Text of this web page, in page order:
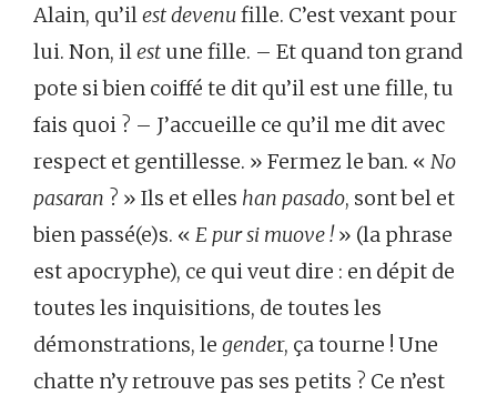
Alain, qu’ilest devenufille. C’est vexant pour
lui. Non, ilest une fille. – Et quand ton grand
pote si bien coiffé te dit qu’il est une fille, tu
fais quoi ? – J’accueille ce qu’il me dit avec
respect et gentillesse. » Fermez le ban. « No
pasaran ? » Ils et elles han pasado, sont bel et
bien passé(e)s. « E pur si muove !» (la phrase
est apocryphe), ce qui veut dire : en dépit de
toutes les inquisitions, de toutes les
démonstrations, le gender, ça tourne ! Une
chatte n’y retrouve pas ses petits ? Ce n’est